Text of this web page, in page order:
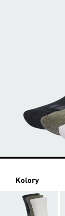
Kolory